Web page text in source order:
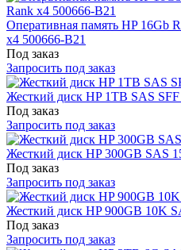
Оперативная память HP 16Gb
x4 500666-B21
Под заказ
Запросить под заказ
Жесткий диск HP 1TB SAS SFF
Под заказ
Запросить под заказ
Жесткий диск HP 300GB SAS
Под заказ
Запросить под заказ
Жесткий диск HP 900GB 10K
Под заказ
Запросить под заказ